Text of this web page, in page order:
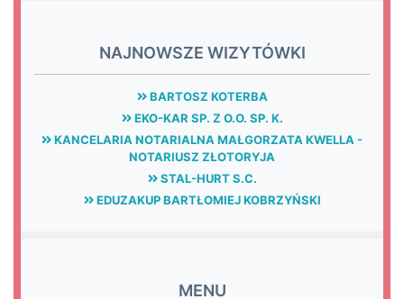
NAJNOWSZE WIZYTÓWKI
BARTOSZ KOTERBA
EKO-KAR SP. Z O.O. SP. K.
KANCELARIA NOTARIALNA MAŁGORZATA KWELLA -
NOTARIUSZ ZŁOTORYJA
STAL-HURT S.C.
EDUZAKUP BARTŁOMIEJ KOBRZYŃSKI
MENU